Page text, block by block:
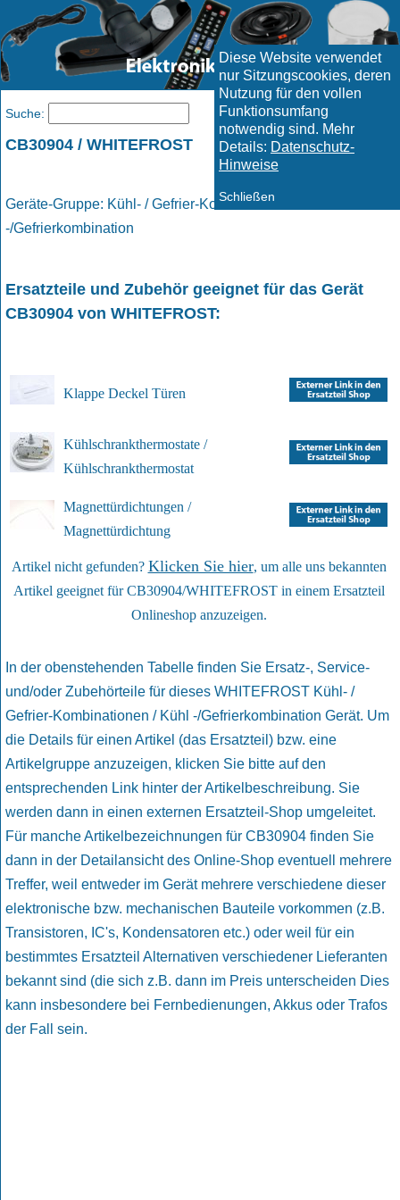
Diese Website verwendet
nur Sitzungscookies, deren
Nutzung für den vollen
Funktionsumfang
notwendig sind. Mehr
Details: Datenschutz-
Hinweise
Schließen
CB30904 / WHITEFROST
Geräte-Gruppe: Kühl- / Gefrier-Kombinationen / Kühl
-/Gefrierkombination
Ersatzteile und Zubehör geeignet für das Gerät
CB30904 von WHITEFROST:
Klappe Deckel Türen
Kühlschrankthermostate /
Kühlschrankthermostat
Magnettürdichtungen /
Magnettürdichtung
Artikel nicht gefunden? Klicken Sie hier, um alle uns bekannten
Artikel geeignet für CB30904/WHITEFROST in einem Ersatzteil
Onlineshop anzuzeigen.
In der obenstehenden Tabelle finden Sie Ersatz-, Service-
und/oder Zubehörteile für dieses WHITEFROST Kühl- /
Gefrier-Kombinationen / Kühl -/Gefrierkombination Gerät. Um
die Details für einen Artikel (das Ersatzteil) bzw. eine
Artikelgruppe anzuzeigen, klicken Sie bitte auf den
entsprechenden Link hinter der Artikelbeschreibung. Sie
werden dann in einen externen Ersatzteil-Shop umgeleitet.
Für manche Artikelbezeichnungen für CB30904 finden Sie
dann in der Detailansicht des Online-Shop eventuell mehrere
Treffer, weil entweder im Gerät mehrere verschiedene dieser
elektronische bzw. mechanischen Bauteile vorkommen (z.B.
Transistoren, IC's, Kondensatoren etc.) oder weil für ein
bestimmtes Ersatzteil Alternativen verschiedener Lieferanten
bekannt sind (die sich z.B. dann im Preis unterscheiden Dies
kann insbesondere bei Fernbedienungen, Akkus oder Trafos
der Fall sein.
Suche: